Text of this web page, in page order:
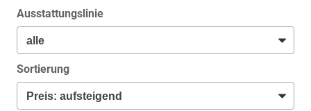
Ausstattungslinie
Sortierung